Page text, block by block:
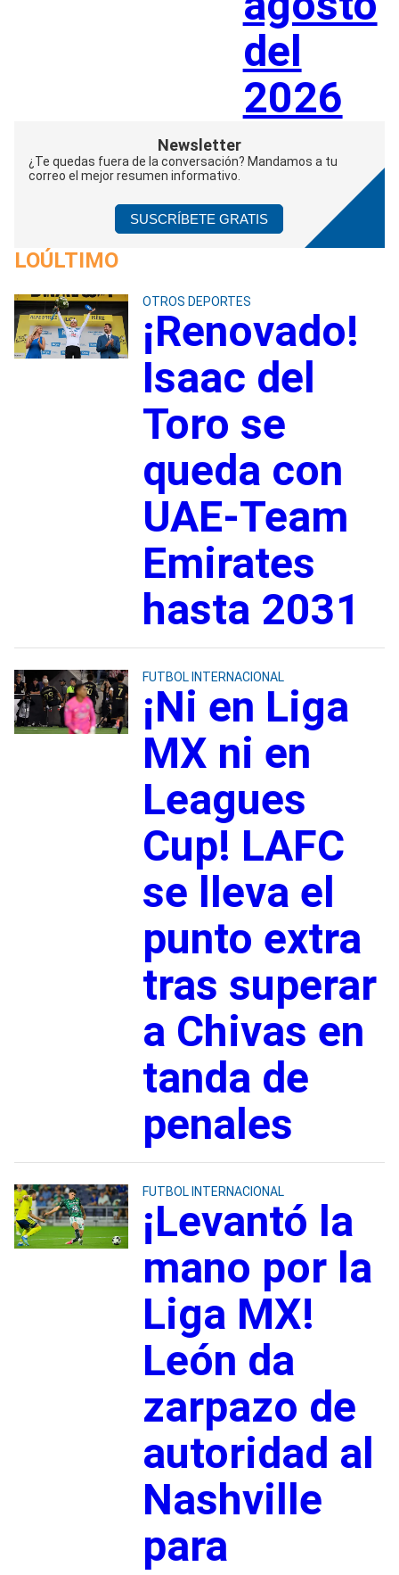
del
2026
Newsletter
¿Te quedas fuera de la conversación? Mandamos a tu
correo el mejor resumen informativo.
SUSCRÍBETE GRATIS
LOÚLTIMO
OTROS DEPORTES
¡Renovado!
Isaac del
Toro se
queda con
UAE-Team
Emirates
hasta 2031
FUTBOL INTERNACIONAL
¡Ni en Liga
MX ni en
Leagues
Cup! LAFC
se lleva el
punto extra
tras superar
a Chivas en
tanda de
penales
FUTBOL INTERNACIONAL
¡Levantó la
mano por la
Liga MX!
León da
zarpazo de
autoridad al
Nashville
para